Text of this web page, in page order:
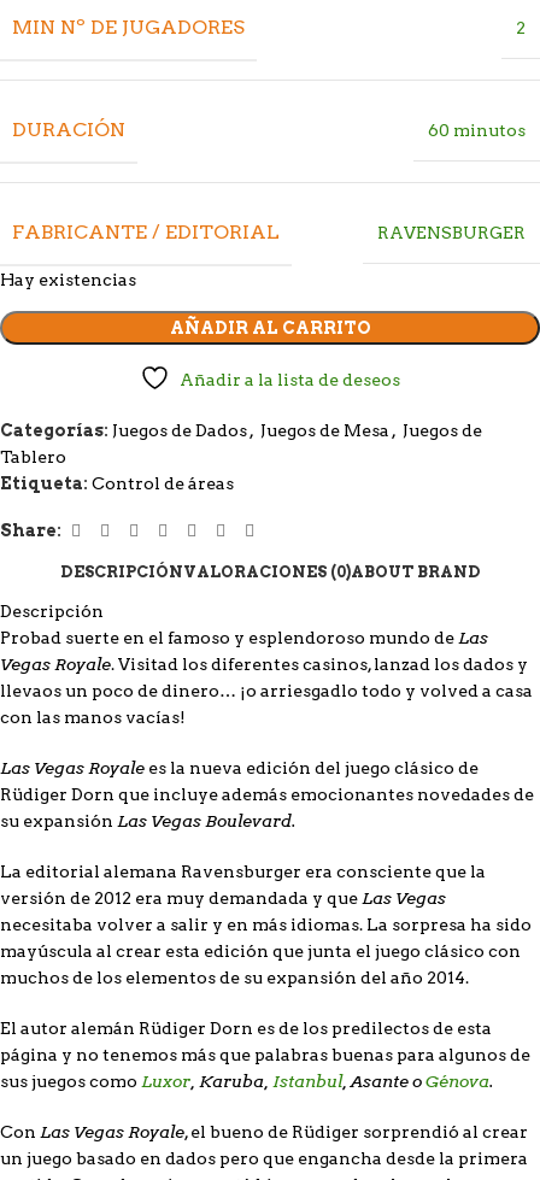
MIN Nº DE JUGADORES 2
DURACIÓN 60 minutos
FABRICANTE / EDITORIAL RAVENSBURGER
Hay existencias
AÑADIR AL CARRITO
Añadir a la lista de deseos
Categorías: Juegos de Dados, Juegos de Mesa , Juegos de
Tablero
Etiqueta: Control de áreas
Share:
DESCRIPCIÓNVALORACIONES (0)ABOUT BRAND
Descripción
Probad suerte en el famoso y esplendoroso mundo deLas
Vegas Royale. Visitad los diferentes casinos, lanzad los dados y
llevaos un poco de dinero… ¡o arriesgadlo todo y volved a casa
con las manos vacías!
Las Vegas Royale es la nueva edición del juego clásico de
Rüdiger Dorn que incluye además emocionantes novedades de
su expansión Las Vegas Boulevard.
La editorial alemana Ravensburger era consciente que la
versión de 2012 era muy demandada y queLas Vegas
necesitaba volver a salir y en más idiomas. La sorpresa ha sido
mayúscula al crear esta edición que junta el juego clásico con
muchos de los elementos de su expansión del año 2014.
El autor alemán Rüdiger Dorn es de los predilectos de esta
página y no tenemos más que palabras buenas para algunos de
sus juegos como Luxor, Karuba, Istanbul, Asante oGénova.
Con Las Vegas Royale, el bueno de Rüdiger sorprendió al crear
un juego basado en dados pero que engancha desde la primera